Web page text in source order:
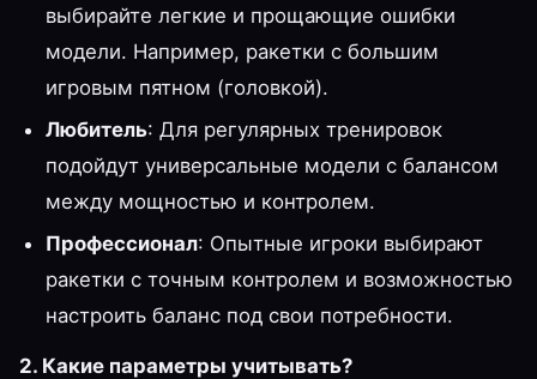
выбирайте легкие и прощающие ошибки
модели. Например, ракетки с большим
игровым пятном (головкой).
Любитель: Для регулярных тренировок
подойдут универсальные модели с балансом
между мощностью и контролем.
Профессионал: Опытные игроки выбирают
ракетки с точным контролем и возможностью
настроить баланс под свои потребности.
2. Какие параметры учитывать?